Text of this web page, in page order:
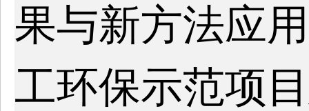
果与新方法应
工环保示范项